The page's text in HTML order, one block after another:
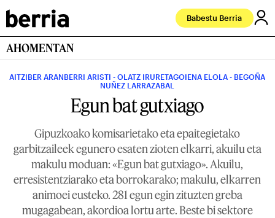
Babestu Berria
AHOMENTAN
AITZIBER ARANBERRI ARISTI - OLATZ IRURETAGOIENA ELOLA - BEGOÑA
NUÑEZ LARRAZABAL
Egun bat gutxiago
Gipuzkoako komisarietako eta epaitegietako
garbitzaileek egunero esaten zioten elkarri, akuilu eta
makulu moduan: «Egun bat gutxiago». Akuilu,
erresistentziarako eta borrokarako; makulu, elkarren
animoei eusteko. 281 egun egin zituzten greba
mugagabean, akordioa lortu arte. Beste bi sektore